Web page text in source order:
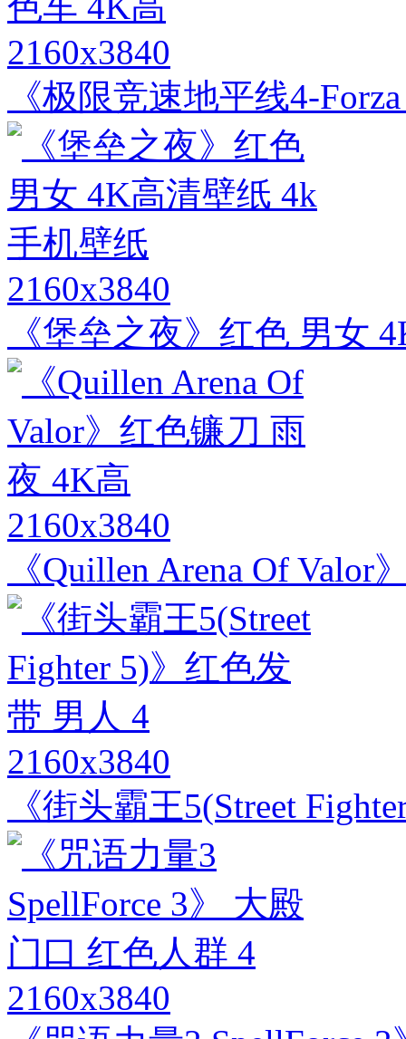
2160x3840
《极限竞速地平线4-
2160x3840
《堡垒之夜》红色 男女
2160x3840
《Quillen Arena Of
2160x3840
《街头霸王5(Street
2160x3840